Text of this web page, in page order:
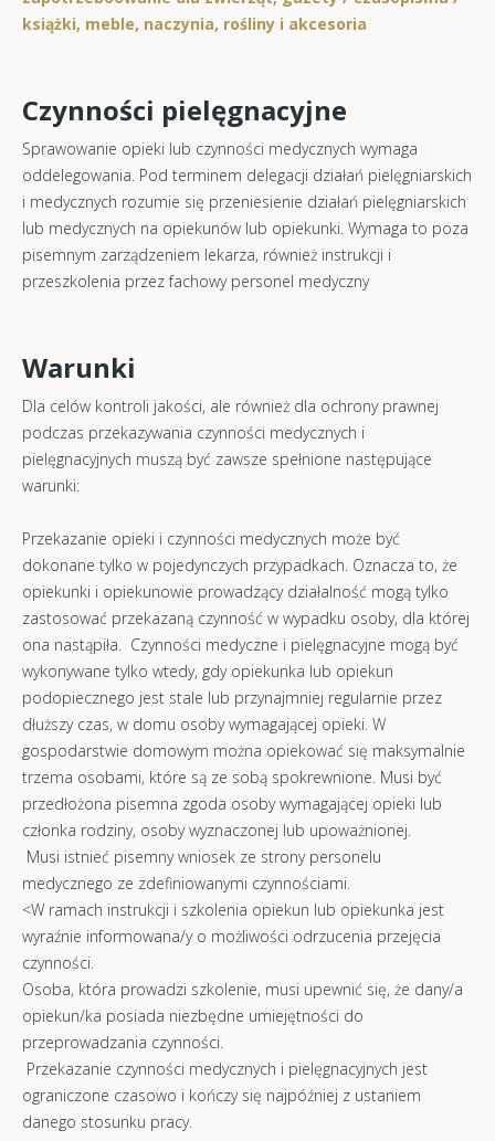
książki, meble, naczynia, rośliny i akcesoria
Czynności pielęgnacyjne
Sprawowanie opieki lub czynności medycznych wymaga
oddelegowania. Pod terminem delegacji działań pielęgniarskich
i medycznych rozumie się przeniesienie działań pielęgniarskich
lub medycznych na opiekunów lub opiekunki. Wymaga to poza
pisemnym zarządzeniem lekarza, również instrukcji i
przeszkolenia przez fachowy personel medyczny
Warunki
Dla celów kontroli jakości, ale również dla ochrony prawnej
podczas przekazywania czynności medycznych i
pielęgnacyjnych muszą być zawsze spełnione następujące
warunki:
Przekazanie opieki i czynności medycznych może być
dokonane tylko w pojedynczych przypadkach. Oznacza to, że
opiekunki i opiekunowie prowadzący działalność mogą tylko
zastosować przekazaną czynność w wypadku osoby, dla której
ona nastąpiła. Czynności medyczne i pielęgnacyjne mogą być
wykonywane tylko wtedy, gdy opiekunka lub opiekun
podopiecznego jest stale lub przynajmniej regularnie przez
dłuższy czas, w domu osoby wymagającej opieki. W
gospodarstwie domowym można opiekować się maksymalnie
trzema osobami, które są ze sobą spokrewnione. Musi być
przedłożona pisemna zgoda osoby wymagającej opieki lub
członka rodziny, osoby wyznaczonej lub upoważnionej.
Musi istnieć pisemny wniosek ze strony personelu
medycznego ze zdefiniowanymi czynnościami.
<W ramach instrukcji i szkolenia opiekun lub opiekunka jest
wyraźnie informowana/y o możliwości odrzucenia przejęcia
czynności.
Osoba, która prowadzi szkolenie, musi upewnić się, że dany/a
opiekun/ka posiada niezbędne umiejętności do
przeprowadzania czynności.
Przekazanie czynności medycznych i pielęgnacyjnych jest
ograniczone czasowo i kończy się najpóźniej z ustaniem
danego stosunku pracy.